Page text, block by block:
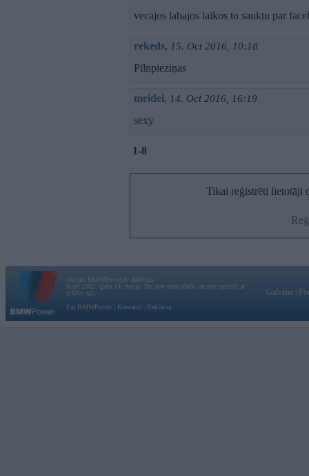
vecajos labajos laikos to sauktu par
rekeds, 15. Oct 2016, 10:18
Pilnpieziņas
meidei, 14. Oct 2016, 16:19
sexy
1-8
Tikai reģistrēti lietotāji
Vortāls BMWPower.lv darbojas
kopš 2002. gada 14. maija. Tas nav auto klubs un nav saistīts ar
BMW AG.
Par BMWPower
Kontakti Reklāma
Galvena